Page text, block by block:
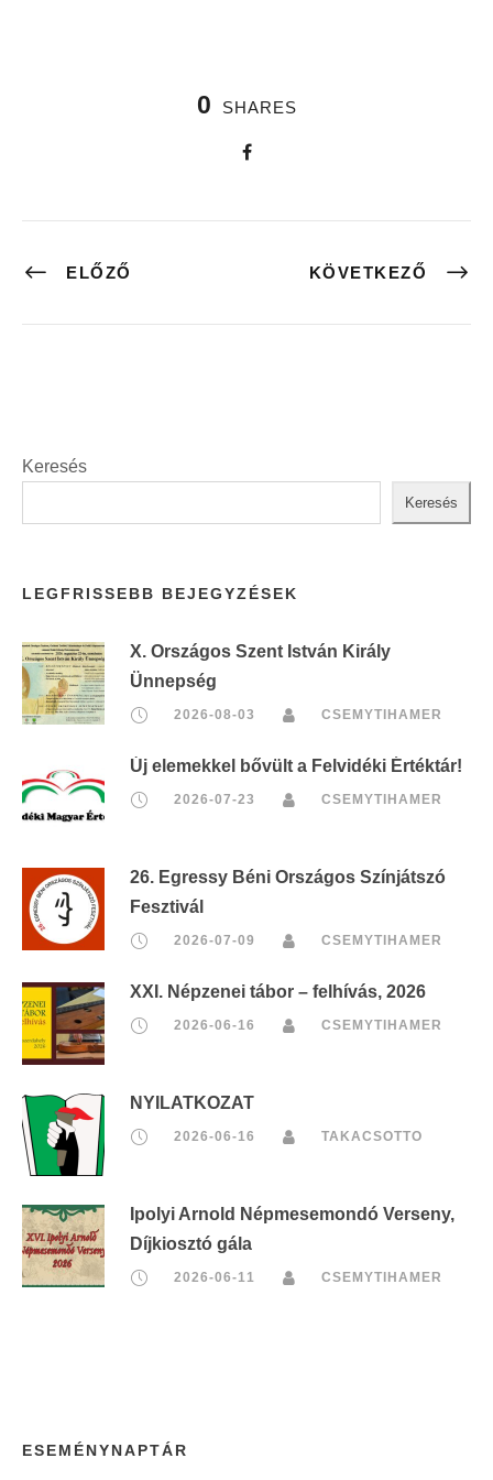
0 SHARES
ELŐZŐ KÖVETKEZŐ
Keresés
Keresés
LEGFRISSEBB BEJEGYZÉSEK
X. Országos Szent István Király
Ünnepség
2026-08-03 CSEMYTIHAMER
Új elemekkel bővült a Felvidéki Értéktár!
2026-07-23 CSEMYTIHAMER
26. Egressy Béni Országos Színjátszó
Fesztivál
2026-07-09 CSEMYTIHAMER
XXI. Népzenei tábor – felhívás, 2026
2026-06-16 CSEMYTIHAMER
NYILATKOZAT
2026-06-16 TAKACSOTTO
Ipolyi Arnold Népmesemondó Verseny,
Díjkiosztó gála
2026-06-11 CSEMYTIHAMER
ESEMÉNYNAPTÁR